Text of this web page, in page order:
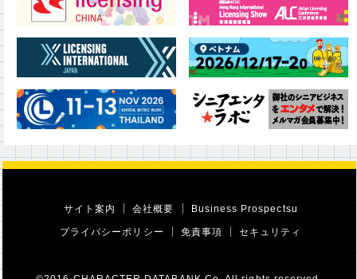
サイト案内 会社概要 Business Prospectsu
プライバシーポリシー 免責事項 セキュリティ